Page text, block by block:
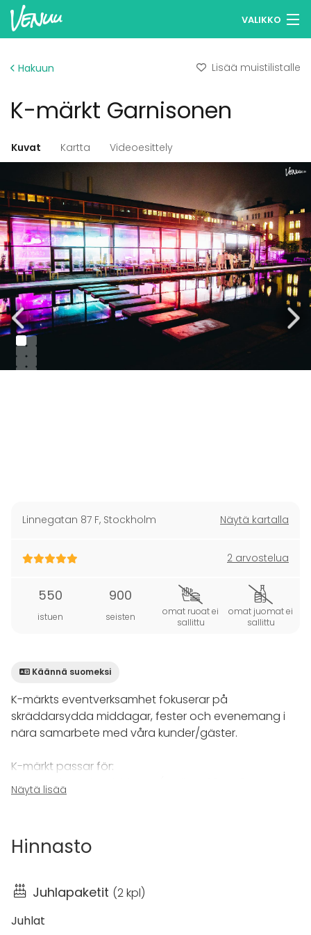
VALIKKO
Kirjaudu
Suomi
Ilmoita kohteesi
Hakuun Lisää muistilistalle
K-märkt Garnisonen
Kuvat Kartta Videoesittely
Linnegatan 87 F, Stockholm Näytä kartalla
2 arvostelua
550
istuen
900
seisten
omat ruoat ei
sallittu
omat juomat ei
sallittu
Käännä suomeksi
K-märkts eventverksamhet fokuserar på
skräddarsydda middagar, fester och evenemang i
nära samarbete med våra kunder/gäster.
K-märkt passar för:
- Större sittande middagar (mellan 100-550
personer)
- Galor, fester, partyn, mässor
och ute
- Konferenser med inslag av mat och dryck
Näytä lisää
Hinnasto
Juhlapaketit (2 kpl)
Juhlat